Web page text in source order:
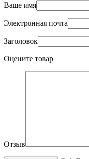
Ваше имя
Электронная почта
Заголовок
Оцените товар
Отзыв